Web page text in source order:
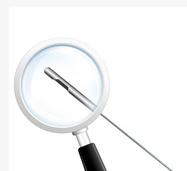
Mezoterapia
Peelingi
PRP
Skincare